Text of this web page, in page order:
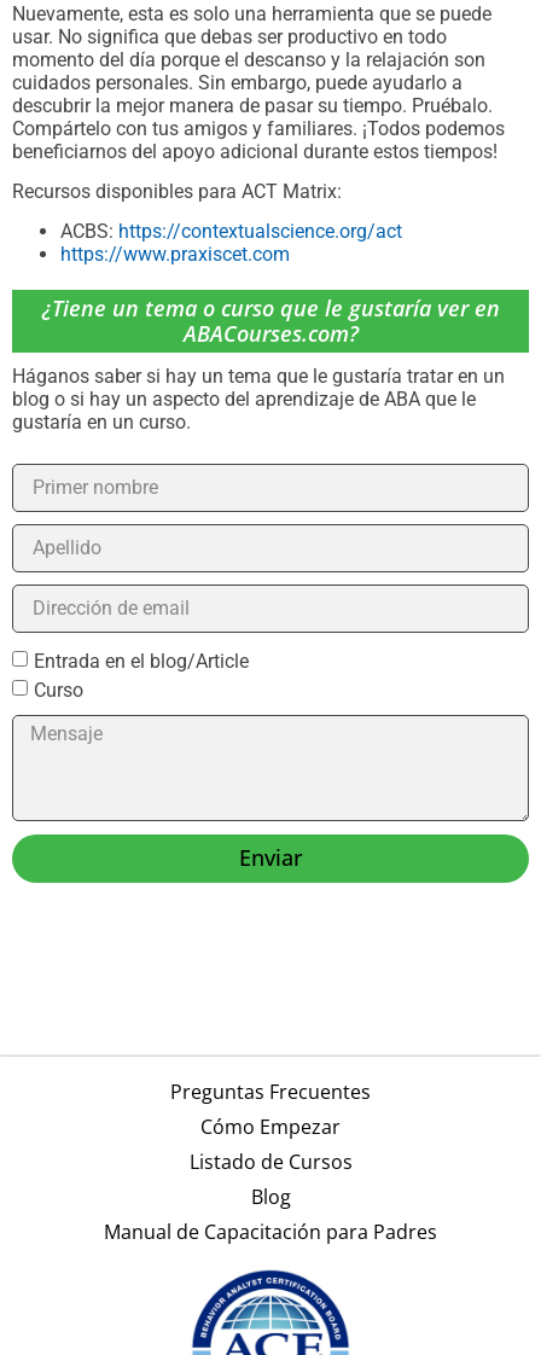
Nuevamente, esta es solo una herramienta que se puede
usar. No significa que debas ser productivo en todo
momento del día porque el descanso y la relajación son
cuidados personales. Sin embargo, puede ayudarlo a
descubrir la mejor manera de pasar su tiempo. Pruébalo.
Compártelo con tus amigos y familiares. ¡Todos podemos
beneficiarnos del apoyo adicional durante estos tiempos!
Recursos disponibles para ACT Matrix:
ACBS: https://contextualscience.org/act
https://www.praxiscet.com
¿Tiene un tema o curso que le gustaría ver en
ABACourses.com?
Háganos saber si hay un tema que le gustaría tratar en un
blog o si hay un aspecto del aprendizaje de ABA que le
gustaría en un curso.
Entrada en el blog/Article
Curso
Enviar
Preguntas Frecuentes
Cómo Empezar
Listado de Cursos
Blog
Manual de Capacitación para Padres